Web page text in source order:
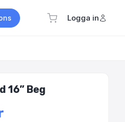
Logga in
16” Beg